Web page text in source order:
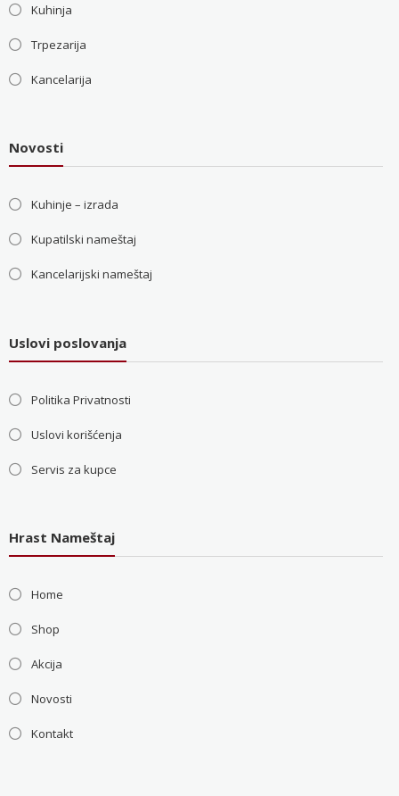
Kuhinja
Trpezarija
Kancelarija
Novosti
Kuhinje – izrada
Kupatilski nameštaj
Kancelarijski nameštaj
Uslovi poslovanja
Politika Privatnosti
Uslovi korišćenja
Servis za kupce
Hrast Nameštaj
Home
Shop
Akcija
Novosti
Kontakt